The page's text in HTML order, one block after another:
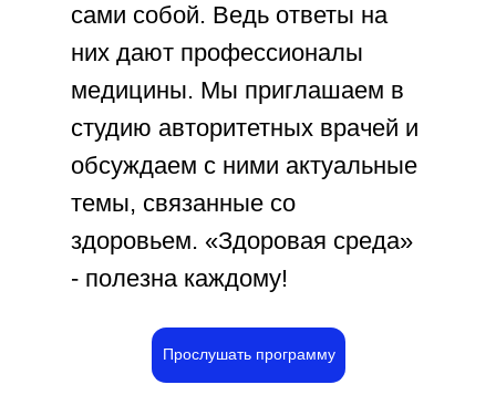
сами собой. Ведь ответы на
них дают профессионалы
медицины. Мы приглашаем в
студию авторитетных врачей и
обсуждаем с ними актуальные
темы, связанные со
здоровьем. «Здоровая среда»
- полезна каждому!
Прослушать программу